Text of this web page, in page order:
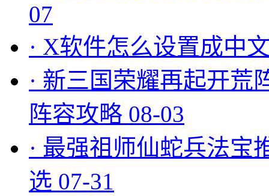
07
· X软件怎么设置成中
· 新三国荣耀再起开荒
阵容攻略 08-03
· 最强祖师仙蛇兵法宝
选 07-31